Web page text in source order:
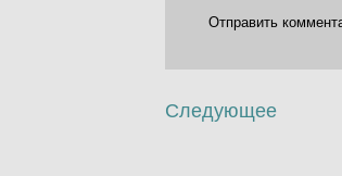
Отправить
Следующее